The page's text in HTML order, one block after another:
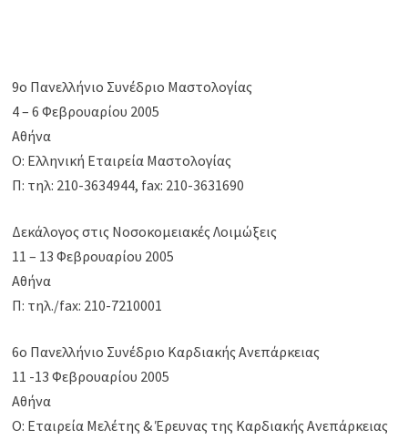
9o Πανελλήνιο Συνέδριο Μαστολογίας
4 – 6 Φεβρουαρίου 2005
Αθήνα
Ο: Ελληνική Εταιρεία Μαστολογίας
Π: τηλ: 210-3634944, fax: 210-3631690
Δεκάλογος στις Νοσοκομειακές Λοιμώξεις
11 – 13 Φεβρουαρίου 2005
Αθήνα
Π: τηλ./fax: 210-7210001
6o Πανελλήνιο Συνέδριο Καρδιακής Ανεπάρκειας
11 -13 Φεβρουαρίου 2005
Αθήνα
Ο: Εταιρεία Μελέτης & Έρευνας της Καρδιακής Ανεπάρκειας